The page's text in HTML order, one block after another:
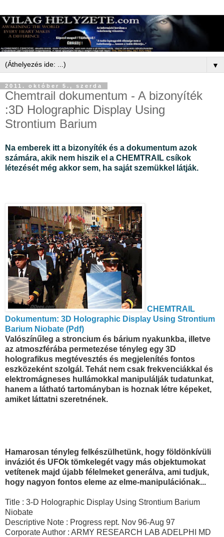
▼
2011. október 5., szerda
Chemtrail dokumentum - A bizonyíték
:3D Holographic Display Using
Strontium Barium
Na emberek itt a bizonyíték és a dokumentum azok
számára, akik nem hiszik el a CHEMTRAIL csíkok
létezését még akkor sem, ha saját szemükkel látják.
CHEMTRAIL
Dokumentum: 3D Holographic Display Using Strontium
Barium Niobate (Pdf)
Valószínűleg a stroncium és bárium nyakunkba, illetve
az atmoszférába permetezése tényleg egy 3D
holografikus megtévesztés és megjelenítés fontos
eszközeként szolgál. Tehát nem csak frekvenciákkal és
elektromágneses hullámokkal manipulálják tudatunkat,
hanem a látható tartományban is hoznak létre képeket,
amiket láttatni szeretnének.
Hamarosan tényleg felkészülhetünk, hogy földönkívüli
inváziót és UFOk tömkelegét vagy más objektumokat
vetítenek majd újabb félelmeket generálva, ami tudjuk,
hogy nagyon fontos eleme az elme-manipulációnak...
Title : 3-D Holographic Display Using Strontium Barium
Niobate
Descriptive Note : Progress rept. Nov 96-Aug 97
Corporate Author : ARMY RESEARCH LAB ADELPHI MD